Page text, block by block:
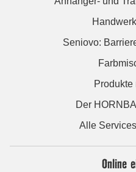
Seniovo:
Produkte
Der
Alle
Online